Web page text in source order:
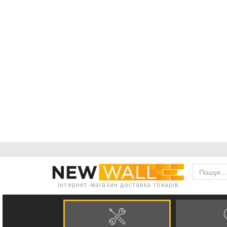
інтернет-магазин доставка товарів